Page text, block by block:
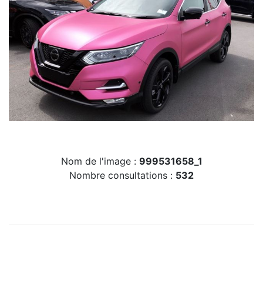
Nom de l'image : 999531658_1
Nombre consultations : 532